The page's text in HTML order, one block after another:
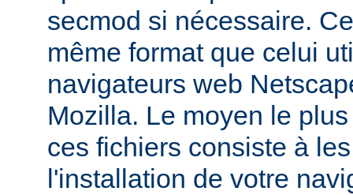
secmod si nécessaire.
même format que celui
navigateurs web
Mozilla. Le moyen le
ces fichiers consiste à
l'installation de votre